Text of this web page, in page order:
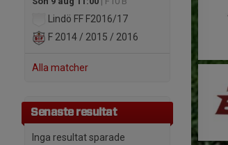
Lindö FF F2016/17
F 2014 / 2015 / 2016
Alla matcher
Senaste resultat
Inga resultat sparade